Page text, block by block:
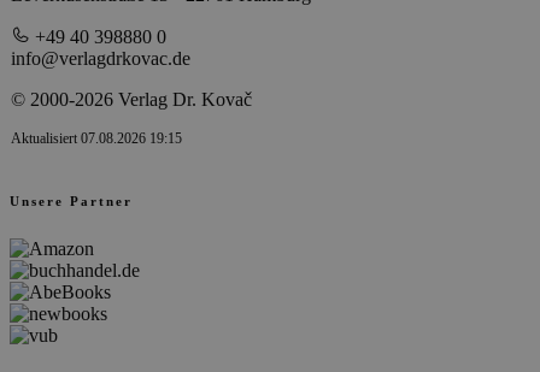
+49 40 398880 0
info@verlagdrkovac.de
© 2000-2026 Verlag Dr. Kovač
Aktualisiert 07.08.2026 19:15
Unsere Partner